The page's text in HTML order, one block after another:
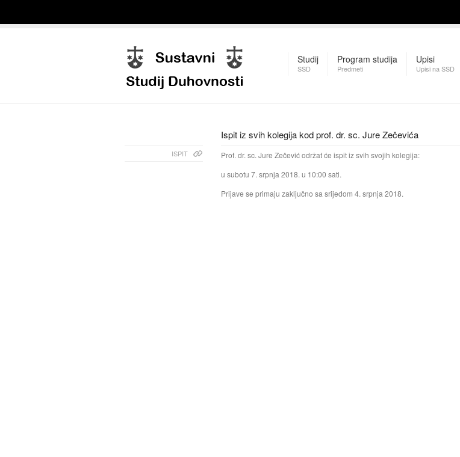
Studij
SSD
Program studija
Predmeti
Upisi
Upisi na SSD
Ispit iz svih kolegija kod prof. dr. sc. Jure Zečevića
ISPIT
Prof. dr. sc. Jure Zečević održat će ispit iz svih svojih kolegija:
u subotu 7. srpnja 2018. u 10:00 sati.
Prijave se primaju zaključno sa srijedom 4. srpnja 2018.